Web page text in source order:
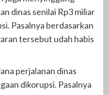
dinas senilai Rp3 miliar
Pasalnya berdasarkan
tersebut udah habis
perjalanan dinas
dikorupsi. Pasalnya